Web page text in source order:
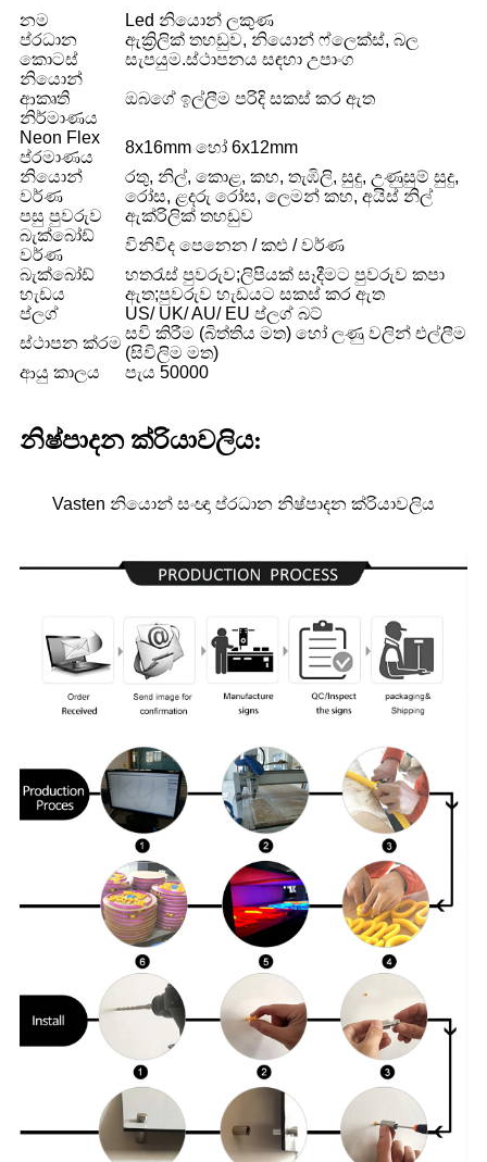
නම
Led නියොන් ලකුණ
ප්රධාන
කොටස්
ඇක්‍රිලික් තහඩුව, නියොන් ෆ්ලෙක්ස්, බල
සැපයුම.ස්ථාපනය සඳහා උපාංග
නියොන්
ආකෘති
නිර්මාණය
ඔබගේ ඉල්ලීම පරිදි සකස් කර ඇත
Neon Flex
ප්රමාණය
8x16mm හෝ 6x12mm
නියොන්
වර්ණ
රතු, නිල්, කොළ, කහ, තැඹිලි, සුදු, උණුසුම් සුදු,
රෝස, ළදරු රෝස, ලෙමන් කහ, අයිස් නිල්
පසු පුවරුව
ඇක්රිලික් තහඩුව
බැක්බෝඩ්
වර්ණ
විනිවිද පෙනෙන / කළු / වර්ණ
බැක්බෝඩ්
හැඩය
හතරැස් පුවරුව;ලිපියක් සෑදීමට පුවරුව කපා
ඇත;පුවරුව හැඩයට සකස් කර ඇත
ප්ලග්
US/ UK/ AU/ EU ප්ලග් බට්
ස්ථාපන ක්රම
සවි කිරීම (බිත්තිය මත) හෝ ලණු වලින් එල්ලීම
(සිවිලිම මත)
ආයු කාලය
පැය 50000
නිෂ්පාදන ක්රියාවලිය:
Vasten නියොන් සංඥා ප්රධාන නිෂ්පාදන ක්රියාවලිය